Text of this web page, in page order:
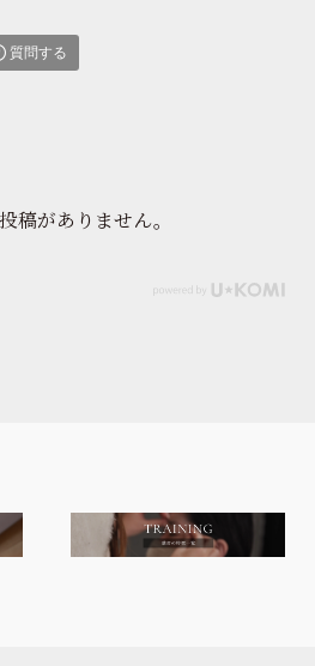
質問する
稿がありません。